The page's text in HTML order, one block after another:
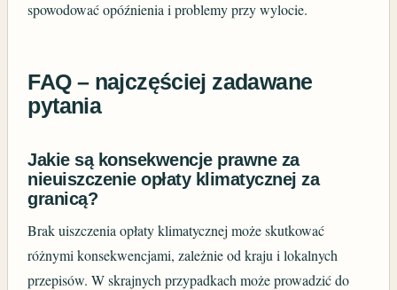
spowodować opóźnienia i problemy przy wylocie.
FAQ – najczęściej zadawane
pytania
Jakie są konsekwencje prawne za
nieuiszczenie opłaty klimatycznej za
granicą?
Brak uiszczenia opłaty klimatycznej może skutkować
różnymi konsekwencjami, zależnie od kraju i lokalnych
przepisów. W skrajnych przypadkach może prowadzić do